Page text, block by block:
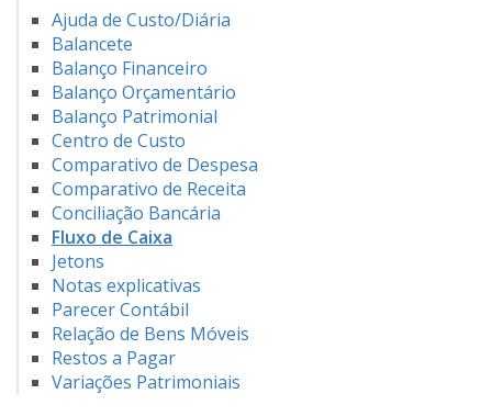
Ajuda de Custo/Diária
Balancete
Balanço Financeiro
Balanço Orçamentário
Balanço Patrimonial
Centro de Custo
Comparativo de Despesa
Comparativo de Receita
Conciliação Bancária
Fluxo de Caixa
Jetons
Notas explicativas
Parecer Contábil
Relação de Bens Móveis
Restos a Pagar
Variações Patrimoniais